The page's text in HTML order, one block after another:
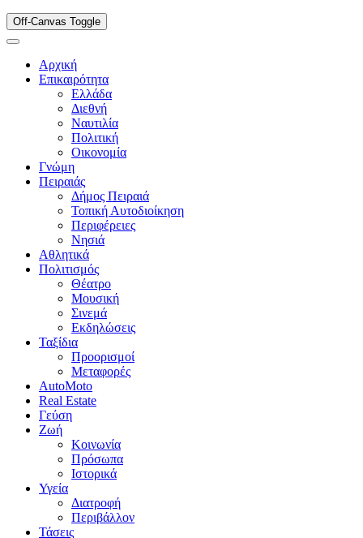
Off-Canvas Toggle
Αρχική
Επικαιρότητα
Ελλάδα
Διεθνή
Ναυτιλία
Πολιτική
Οικονομία
Γνώμη
Πειραιάς
Δήμος Πειραιά
Τοπική Αυτοδιοίκηση
Περιφέρειες
Νησιά
Αθλητικά
Πολιτισμός
Θέατρο
Μουσική
Σινεμά
Εκδηλώσεις
Ταξίδια
Προορισμοί
Μεταφορές
AutoMoto
Real Estate
Γεύση
Ζωή
Κοινωνία
Πρόσωπα
Ιστορικά
Υγεία
Διατροφή
Περιβάλλον
Τάσεις